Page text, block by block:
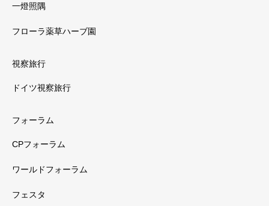
一燈照隅
フローラ薬草ハーブ園
視察旅行
ドイツ視察旅行
フォーラム
CPフォーラム
ワールドフォーラム
フェスタ